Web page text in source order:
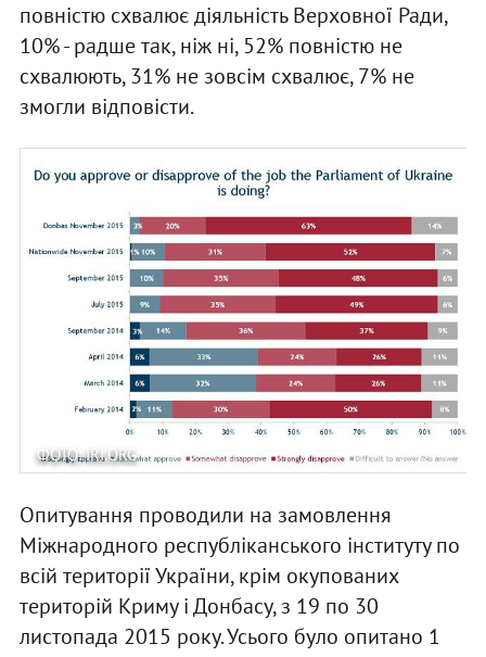
повністю схвалює діяльність Верховної Ради,
10% - радше так, ніж ні, 52% повністю не
схвалюють, 31% не зовсім схвалює, 7% не
змогли відповісти.
ФОТО: IRI.ORG
Опитування проводили на замовлення
Міжнародного республіканського інституту по
всій території України, крім окупованих
територій Криму і Донбасу, з 19 по 30
листопада 2015 року. Усього було опитано 1